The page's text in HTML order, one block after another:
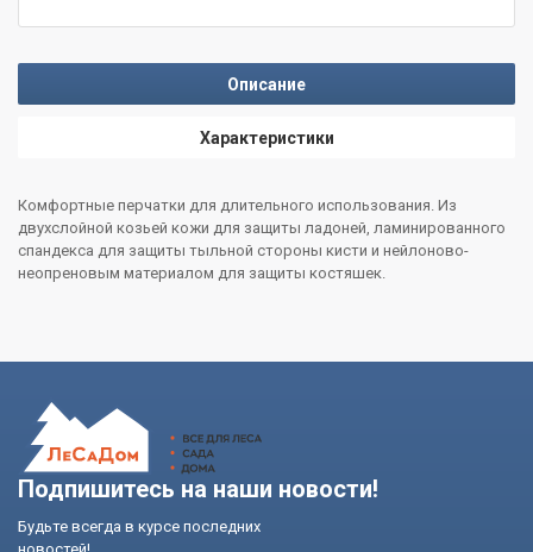
Описание
Характеристики
Комфортные перчатки для длительного использования. Из
двухслойной козьей кожи для защиты ладоней, ламинированного
спандекса для защиты тыльной стороны кисти и нейлоново-
неопреновым материалом для защиты костяшек.
Подпишитесь на наши новости!
Будьте всегда в курсе последних